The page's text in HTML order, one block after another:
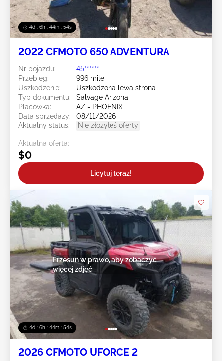
4d : 6h : 44m : 52s
2022 CFMOTO 650 ADVENTURA
Nr pojazdu:
45******
Przebieg:
996 mile
Uszkodzenie:
Uszkodzona lewa strona
Typ dokumentu:
Salvage Arizona
Placówka:
AZ - PHOENIX
Data sprzedaży:
08/11/2026
Aktualny status:
Nie złożyłeś oferty
Aktualna oferta:
$0
Licytuj teraz!
4d : 6h : 44m : 52s
Przesuń w prawo, aby zobaczyć
więcej zdjęć
2026 CFMOTO UFORCE 2